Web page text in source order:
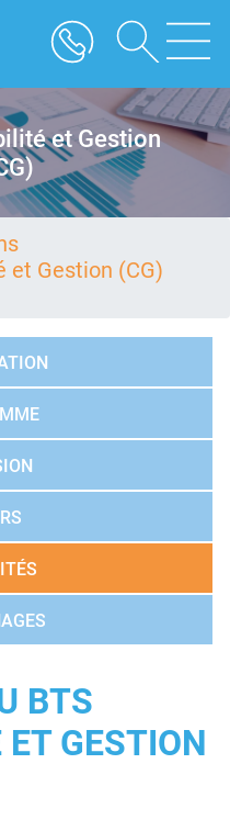
et Gestion
et Gestion (CG)
BTS
GESTION